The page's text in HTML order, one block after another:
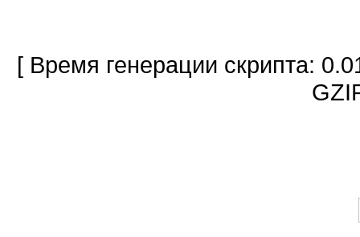
[ Время генерации скрипта: